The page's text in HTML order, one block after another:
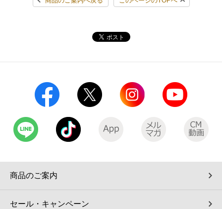
スポーツ振興くじ
保険
レジでApple Accountにチャージ
コインランドリー（店舗限定）
セブン‐イレブンの海外事業
セブン‐イレブンの「商品力」
GREEN CHALLENGE 2050
サステナビリティレポート
简体中文(服务)
한국어(서비스)
ภาษาไทย(บริการ)
商品のご案内
セール・キャンペーン